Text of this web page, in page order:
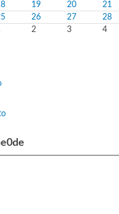
19 20 21
26 27 28
2 3 4